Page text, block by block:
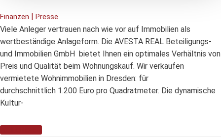
Finanzen | Presse
Viele Anleger vertrauen nach wie vor auf Immobilien als
wertbeständige Anlageform. Die AVESTA REAL Beteiligungs-
und Immobilien GmbH bietet Ihnen ein optimales Verhältnis von
Preis und Qualität beim Wohnungskauf. Wir verkaufen
vermietete Wohnimmobilien in Dresden: für
durchschnittlich 1.200 Euro pro Quadratmeter. Die dynamische
Kultur-